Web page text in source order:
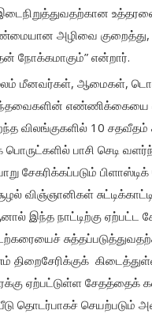
உத்தரவை
அழிவை
நோக்கமாகும்” என்றார்.
மீனவர்கள், ஆமைகள்,
எண்ணிக்கையை
விலங்குகளில் 10 சதவீதம்
பொருட்களில் பாசி செடி
சேகரிக்கப்படும்
விஞ்ஞானிகள்
இந்த நாட்டிற்கு ஏற்பட்ட
திறைசேரிக்குக்
ஏற்பட்டுள்ள சேதத்தைக்
தொடர்பாகச் செயற்படும்